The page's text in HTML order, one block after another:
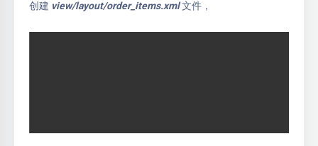
创建 view/layout/order_items.xml文件，